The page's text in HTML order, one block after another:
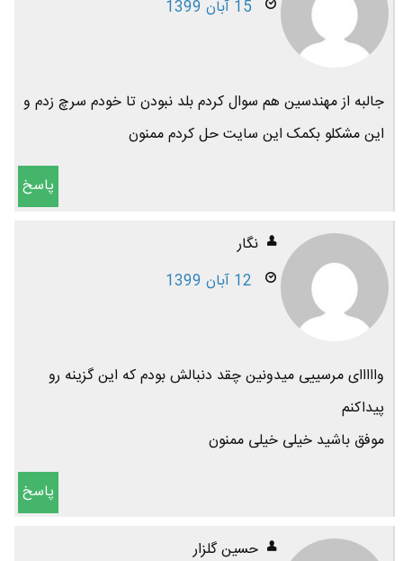
15 آبان 1399
جالبه از مهندسین هم سوال کردم بلد نبودن تا خودم سرچ زدم و
این مشکلو بکمک این سایت حل کردم ممنون
پاسخ
نگار
12 آبان 1399
وااااای مرسییی میدونین چقد دنبالش بودم که این گزینه رو
پیداکنم
موفق باشید خیلی خیلی ممنون
پاسخ
حسین گلزار